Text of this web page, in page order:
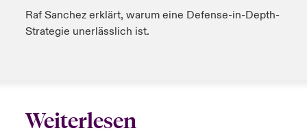
Raf Sanchez erklärt, warum eine Defense-in-Depth-
Strategie unerlässlich ist.
Weiterlesen